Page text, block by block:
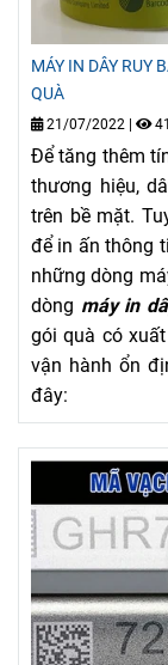
MÁY IN DÂY RUY
QUÀ
21/07/2022
Để tăng thêm
thương hiệu,
trên bề mặt.
để in ấn thông
những dòng
dòng máy in
gói quà có
vận hành ổn
đây: